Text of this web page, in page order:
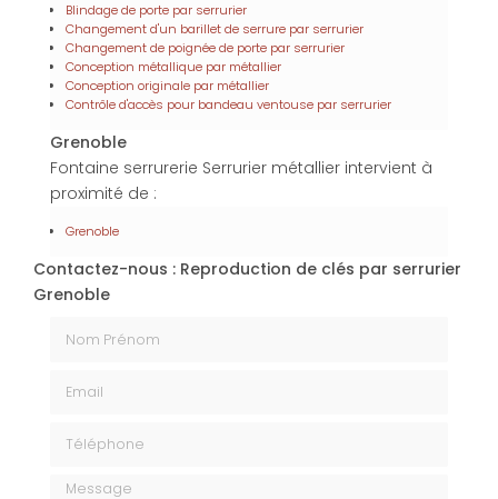
Blindage de porte par serrurier
Changement d'un barillet de serrure par serrurier
Changement de poignée de porte par serrurier
Conception métallique par métallier
Conception originale par métallier
Contrôle d'accès pour bandeau ventouse par serrurier
Grenoble
Fontaine serrurerie Serrurier métallier intervient à
proximité de :
Grenoble
Contactez-nous : Reproduction de clés par serrurier
Grenoble
Nom Prénom
Téléphone
Message